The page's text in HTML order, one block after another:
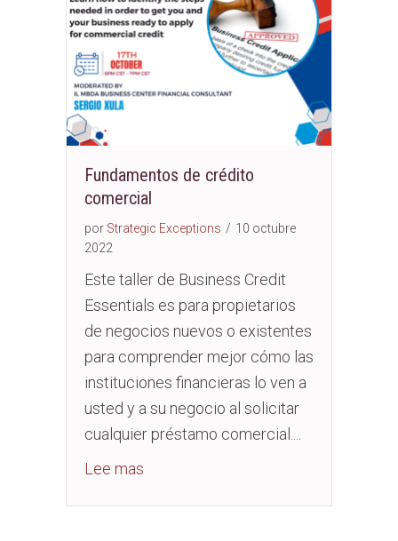
Fundamentos de crédito
comercial
por Strategic Exceptions / 10 octubre
2022
Este taller de Business Credit
Essentials es para propietarios
de negocios nuevos o existentes
para comprender mejor cómo las
instituciones financieras lo ven a
usted y a su negocio al solicitar
cualquier préstamo comercial....
Lee mas